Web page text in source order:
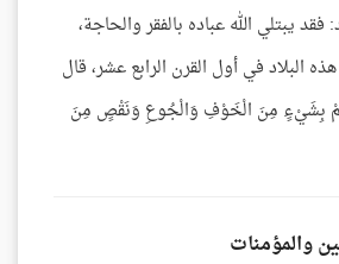
يبتلي الله عباده بالفقر والحاجة،
البلاد في أول القرن الرابع عشر، قال
بِشَيْءٍ مِنَ الْخَوْفِ وَالْجُوعِ وَنَقْصٍ مِنَ
والمؤمنات